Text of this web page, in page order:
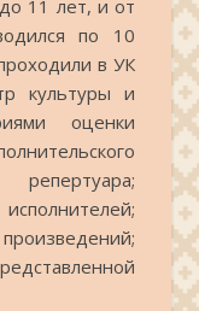
11 лет, и от
по 10
в УК
культуры и
оценки